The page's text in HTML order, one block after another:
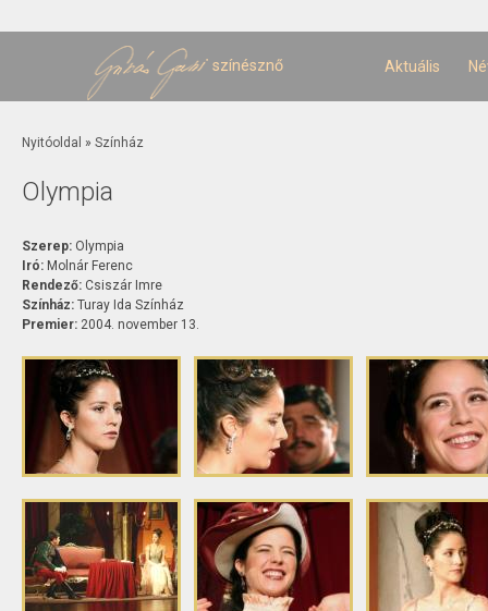
színésznő Aktuális
Jelenlegi hely
Nyitóoldal » Színház
Olympia
Szerep: Olympia
Iró: Molnár Ferenc
Rendező: Csiszár Imre
Színház: Turay Ida Színház
Premier: 2004. november 13.